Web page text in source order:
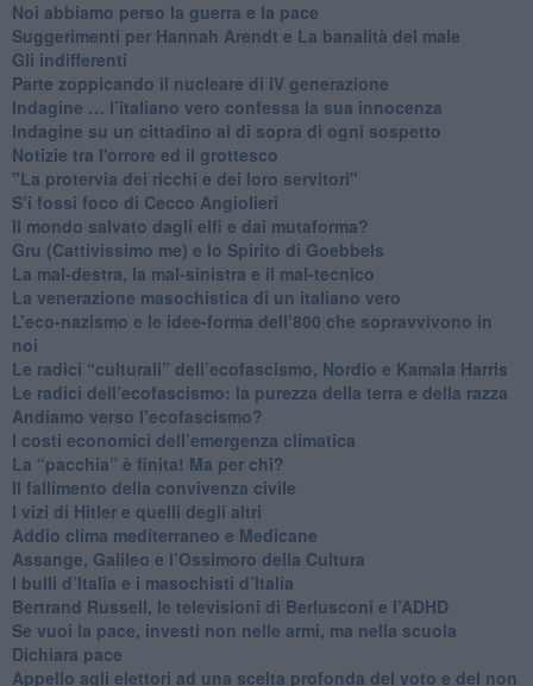
Noi abbiamo perso la guerra e la pace
Suggerimenti per Hannah Arendt e La banalità del male
​Gli indifferenti
Parte zoppicando il nucleare di IV generazione
​Indagine … l’italiano vero confessa la sua innocenza
Indagine su un cittadino al di sopra di ogni sospetto
Notizie tra l'orrore ed il grottesco
"La protervia dei ricchi e dei loro servitori"
S’i fossi foco di Cecco Angiolieri
​Il mondo salvato dagli elfi e dai mutaforma?
Gru (Cattivissimo me) e lo Spirito di Goebbels
​La mal-destra, la mal-sinistra e il mal-tecnico
​La venerazione masochistica di un italiano vero
​L’eco-nazismo e le idee-forma dell’800 che sopravvivono in
noi
​Le radici “culturali” dell’ecofascismo, Nordio e Kamala Harris
Le radici dell’ecofascismo: la purezza della terra e della razza
Andiamo verso l’ecofascismo?
I costi economici dell’emergenza climatica
​La “pacchia” è finita! Ma per chi?
​Il fallimento della convivenza civile
​I vizi di Hitler e quelli degli altri
Addio clima mediterraneo e Medicane
​Assange, Galileo e l’Ossimoro della Cultura
​I bulli d’Italia e i masochisti d’Italia
​Bertrand Russell, le televisioni di Berlusconi e l’ADHD
​Se vuoi la pace, investi non nelle armi, ma nella scuola
​Dichiara pace
​Appello agli elettori ad una scelta profonda del voto e del non